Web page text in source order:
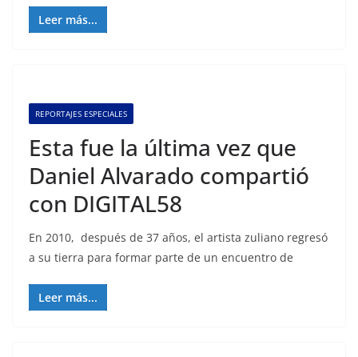
Leer más...
REPORTAJES ESPECIALES
Esta fue la última vez que
Daniel Alvarado compartió
con DIGITAL58
En 2010, después de 37 años, el artista zuliano regresó
a su tierra para formar parte de un encuentro de
Leer más...